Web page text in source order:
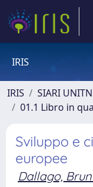
IRIS
IRIS SIARI UNITN
01.1 Libro in
Sviluppo e
europee
Dallago,